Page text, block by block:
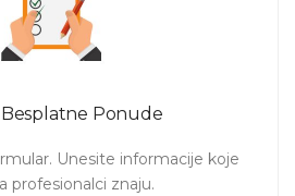
- pronađite nastavnika violine
motivisan i spreman da
potrebama polaznika.
ponude profesora violine.
Ponude
Unesite informacije koje
profesionalci znaju.